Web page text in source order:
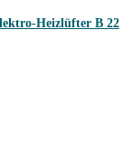
Heizlüfter B 22